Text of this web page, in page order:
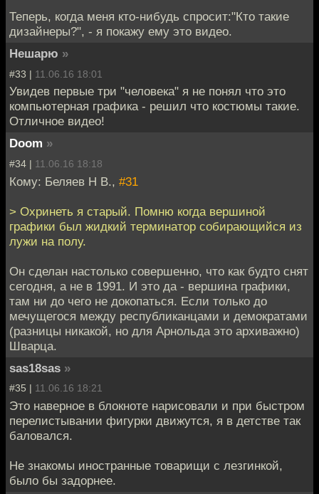
Теперь, когда меня кто-нибудь спросит:"Кто такие
дизайнеры?", - я покажу ему это видео.
Нешарю »
#33 | 11.06.16 18:01
Увидев первые три "человека" я не понял что это
компьютерная графика - решил что костюмы такие.
Отличное видео!
Doom »
#34 | 11.06.16 18:18
Кому: Беляев Н В., #31
> Охринеть я старый. Помню когда вершиной
графики был жидкий терминатор собирающийся из
лужи на полу.
Он сделан настолько совершенно, что как будто снят
сегодня, а не в 1991. И это да - вершина графики,
там ни до чего не докопаться. Если только до
мечущегося между республиканцами и демократами
(разницы никакой, но для Арнольда это архиважно)
Шварца.
sas18sas »
#35 | 11.06.16 18:21
Это наверное в блокноте нарисовали и при быстром
перелистывании фигурки движутся, я в детстве так
баловался.
Не знакомы иностранные товарищи с лезгинкой,
было бы задорнее.